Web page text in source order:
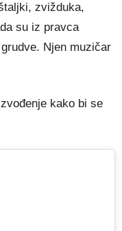
zvižduka,
su iz pravca
Njen muzičar
kako bi se